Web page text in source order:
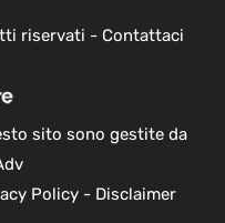
riservati - Contattaci
sito sono gestite da
Policy- Disclaimer